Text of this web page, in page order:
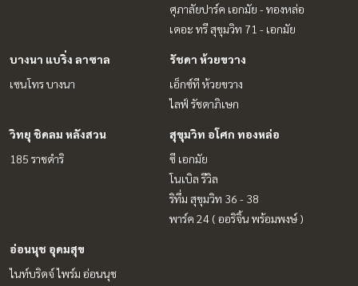
ศุภาลัยปาร์ค เอกมัย - ทองหล่อ
เดอะ ทรี สุขุมวิท 71 - เอกมัย
บางนา แบริ่ง ลาซาล
เซนโทร บางนา
รัชดา ห้วยขวาง
เอ็กซ์ที ห้วยขวาง
ไลฟ์ รัชดาภิเษก
วิทยุ ชิดลม หลังสวน
185 ราชดำริ
สุขุมวิท อโศก ทองหล่อ
ซี เอกมัย
โนเบิล รีวิล
ริทึ่ม สุขุมวิท 36 - 38
พาร์ค 24 ( ออริจิ้น พร้อมพงษ์ )
อ่อนนุช อุดมสุข
ไนท์บริดจ์ ไพร์ม อ่อนนุช